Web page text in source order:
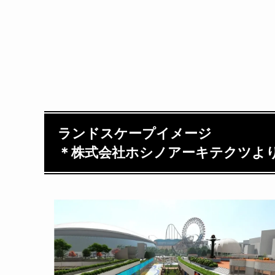
ランドスケープイメージ
＊株式会社ホシノアーキテクツよ